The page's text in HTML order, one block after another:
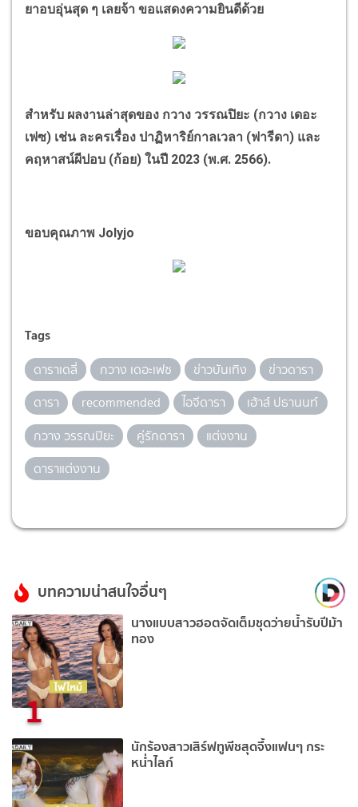
ยาอบอุ่นสุด ๆ เลยจ้า ขอแสดงความยินดีด้วย
สำหรับ ผลงานล่าสุดของ กวาง วรรณปิยะ (กวาง เดอะ
เฟซ) เช่น ละครเรื่อง ปาฏิหาริย์กาลเวลา (ฟารีดา) และ
คฤหาสน์ผีปอบ (ก้อย) ในปี 2023 (พ.ศ. 2566).
ขอบคุณภาพ Jolyjo
Tags
ดาราเดลี่ กวาง เดอะเฟซ ข่าวบันเทิง
ข่าวดารา
ดารา
recommended ไอจีดารา
เฮ้าส์ ปธานนท์
กวาง วรรณปิยะ
คู่รักดารา
แต่งงาน
ดาราแต่งงาน
บทความน่าสนใจอื่นๆ
1
นางแบบสาวฮอตจัดเต็มชุดว่ายน้ำรับปีม้า
ทอง
นักร้องสาวเสิร์ฟทูพีชสุดจึ้งแฟนๆ กระ
หน่ำไลก์